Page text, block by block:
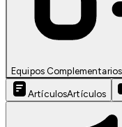
Equipos Complementarios
ArtículosArtículos